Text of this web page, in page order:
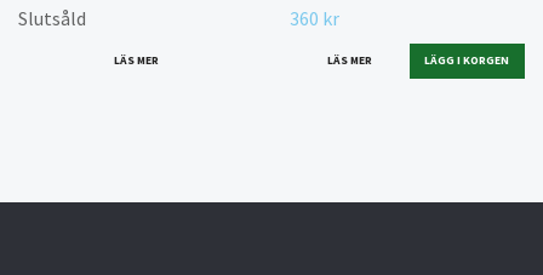
Slutsåld
LÄS MER
360 kr
LÄS MER